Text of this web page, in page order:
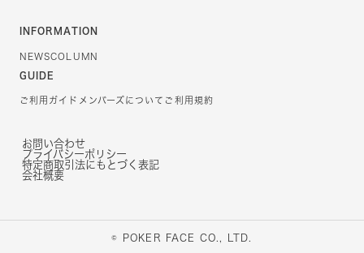
INFORMATION
NEWSCOLUMN
GUIDE
ご利用ガイド メンバーズについて ご利用規約
お問い合わせ
プライバシーポリシー
特定商取引法にもとづく表記
会社概要
© POKER FACE CO., LTD.